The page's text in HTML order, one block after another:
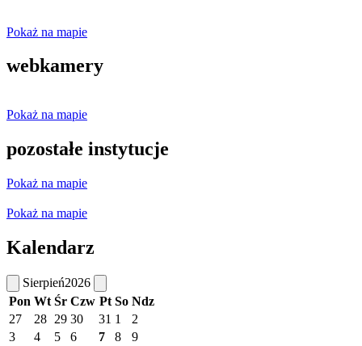
Pokaż na mapie
webkamery
Pokaż na mapie
pozostałe instytucje
Pokaż na mapie
Pokaż na mapie
Kalendarz
Sierpień2026
Pon Wt Śr Czw Pt So Ndz
27
28 29 30 31 1
2
3
4 5 6 7 8
9